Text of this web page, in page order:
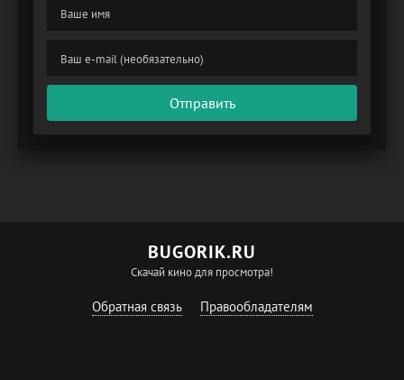
Отправить
BUGORIK.RU
Скачай кино для просмотра!
Обратная связь Правообладателям